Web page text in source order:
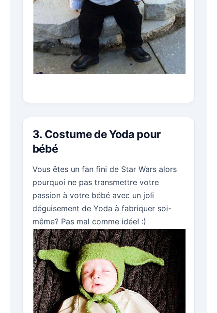
3. Costume de Yoda pour
bébé
Vous êtes un fan fini de Star Wars alors
pourquoi ne pas transmettre votre
passion à votre bébé avec un joli
déguisement de Yoda à fabriquer soi-
même? Pas mal comme idée! :)